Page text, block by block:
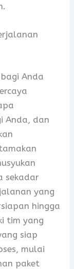
Anda
Anda, dan
sekadar
yang
hingga
tim yang
siap
mulai
paket